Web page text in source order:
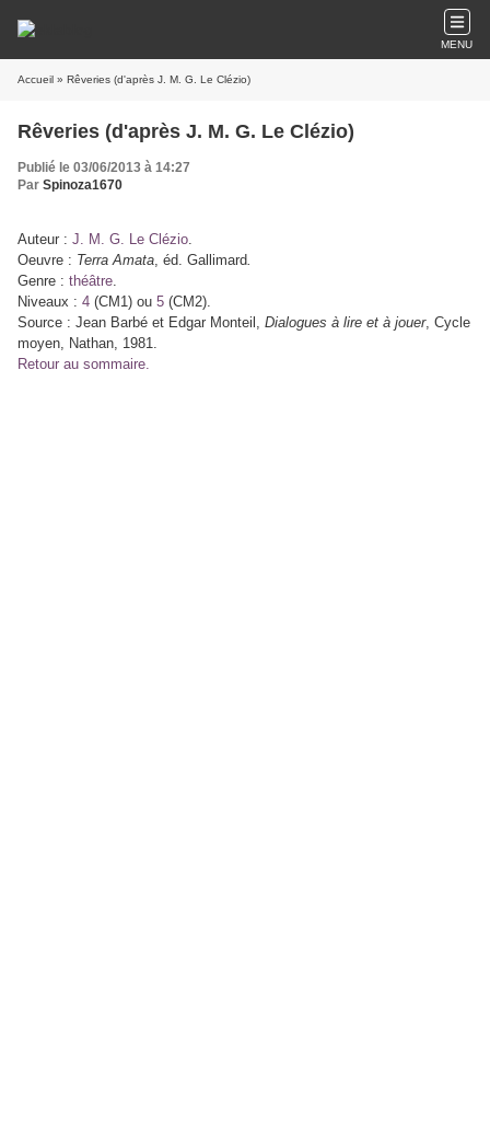
MENU
Accueil » Rêveries (d'après J. M. G. Le Clézio)
Rêveries (d'après J. M. G. Le Clézio)
Publié le 03/06/2013 à 14:27
Par Spinoza1670
Auteur : J. M. G. Le Clézio.
Oeuvre : Terra Amata, éd. Gallimard.
Genre : théâtre.
Niveaux : 4 (CM1) ou 5 (CM2).
Source : Jean Barbé et Edgar Monteil, Dialogues à lire et à jouer, Cycle
moyen, Nathan, 1981.
Retour au sommaire.